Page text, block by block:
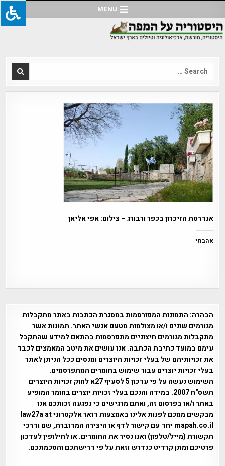
to
content
MENU
Search
for:
אנדרטת הזיכרון בכפר ורבורג – צילום: אפי אליאן
אהבתי
הבהרה: התמונות המפורסמות במסגרת הכתבות באתר מתקבלות
מגורמים שונים ו/או מצולמות מטעם אנשי האתר. תמונות אשר
מתקבלות מגורמים חיצוניים מתפרסמות בהתאם למידע שהתקבל
עימם במועד כתיבת הכתבה. אנו עושים את מיטב המאמצים לכבד
את זכויותיהם של בעלי זכויות היוצרים ומנסים ככל הניתן לאתר
בעלי זכויות יוצרים עבור שימוש בחומרים המתפרסמים.
השימוש נעשה על פי עדכון 5 לסעיף 27א לחוק זכויות היוצרים
תשס"ח 2007. במידה והנכם בעלי זכויות יוצרים בחומר המופיע
באתר ו/או בפרסום זה, ואתם מרגישים כי נפגעה זכותכם אנו
מבקשים ממכם לפנות אלינו באמצעות דואר אלקטרוני law27a at
mapah.co.il יחד עם קישור לדף או היצירה המדוברת, שם ודרכי
תקשורת (מייל/טלפון) ואנו נסיר את החומרים. או לחילופין לעדכון
פרטיכם ומתן קרדיט כנדרש וזאת על פי דרישתכם והסכמתכם.